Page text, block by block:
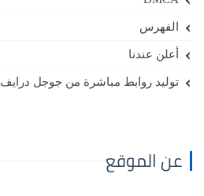
الفهرس
أعلن عندنا
توليد روابط مباشرة من جوجل درايف
عن الموقع